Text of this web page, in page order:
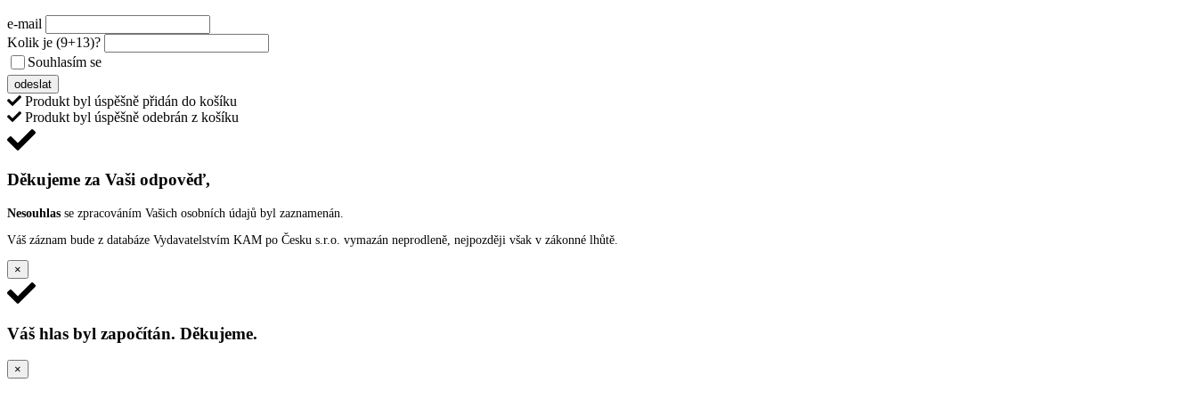
e-mail
Kolik je (9+13)?
Souhlasím se
odeslat
Produkt byl úspěšně přidán do košíku
Produkt byl úspěšně odebrán z košíku
Děkujeme za Vaši odpověď,
Nesouhlas se zpracováním Vašich osobních údajů byl zaznamenán.
Váš záznam bude z databáze Vydavatelstvím KAM po Česku s.r.o. vymazán neprodleně, nejpozději však v zákonné lhůtě.
×
Váš hlas byl započítán. Děkujeme.
×